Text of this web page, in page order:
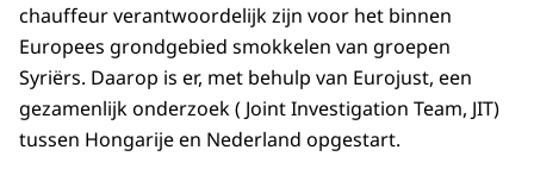
chauffeur verantwoordelijk zijn voor het binnen
Europees grondgebied smokkelen van groepen
Syriërs. Daarop is er, met behulp van Eurojust, een
gezamenlijk onderzoek ( Joint Investigation Team, JIT)
tussen Hongarije en Nederland opgestart.